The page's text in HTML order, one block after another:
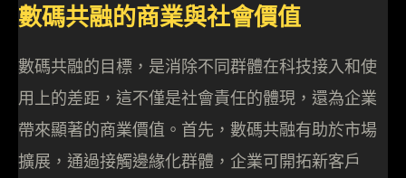
數碼共融的商業與社會價值
數碼共融的目標，是消除不同群體在科技接入和使
用上的差距，這不僅是社會責任的體現，還為企業
帶來顯著的商業價值。首先，數碼共融有助於市場
擴展，通過接觸邊緣化群體，企業可開拓新客戶